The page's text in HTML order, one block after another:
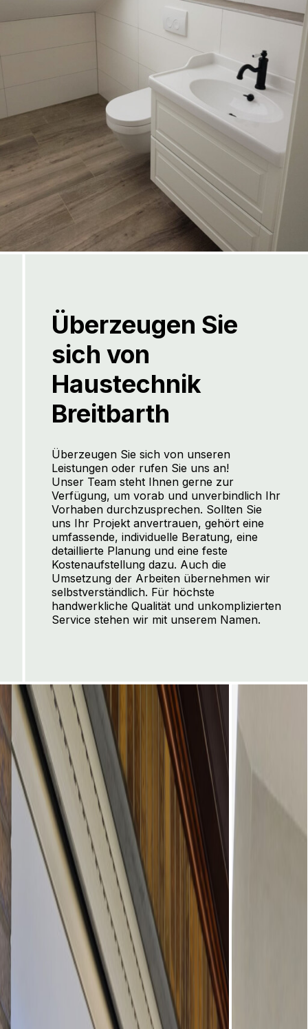
Überzeugen Sie
sich von
Haustechnik
Breitbarth
Überzeugen Sie sich von unseren
Leistungen oder rufen Sie uns an!
Unser Team steht Ihnen gerne zur
Verfügung, um vorab und unverbindlich Ihr
Vorhaben durchzusprechen. Sollten Sie
uns Ihr Projekt anvertrauen, gehört eine
umfassende, individuelle Beratung, eine
detaillierte Planung und eine feste
Kostenaufstellung dazu. Auch die
Umsetzung der Arbeiten übernehmen wir
selbstverständlich. Für höchste
handwerkliche Qualität und unkomplizierten
Service stehen wir mit unserem Namen.